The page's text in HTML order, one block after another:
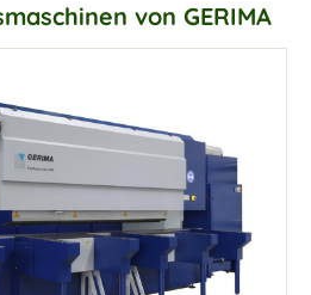
von GERIMA